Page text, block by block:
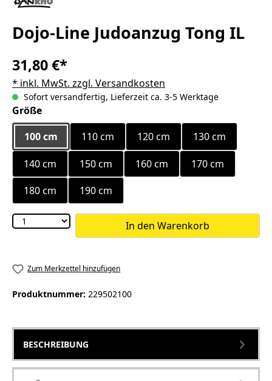
Dojo-Line Judoanzug Tong IL
31,80 €*
* inkl. MwSt. zzgl. Versandkosten
Sofort versandfertig, Lieferzeit ca. 3-5 Werktage
Größeauswählen
100 cm
110 cm 120 cm 130 cm
140 cm 150 cm 160 cm
170 cm
180 cm
190 cm
In den Warenkorb
Zum Merkzettel hinzufügen
Produktnummer: 229502100
BESCHREIBUNG